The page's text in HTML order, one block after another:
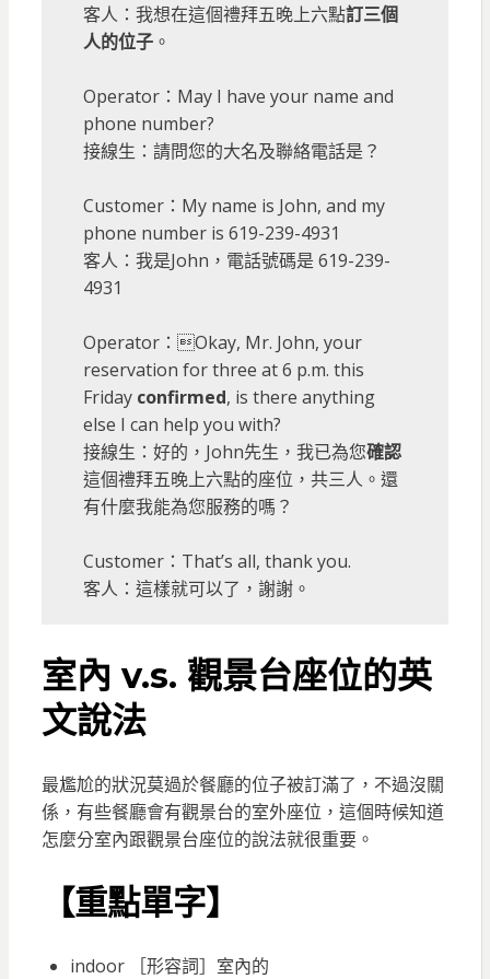
客人：我想在這個禮拜五晚上六點訂三個
人的位子。
Operator：May I have your name and
phone number?
接線生：請問您的大名及聯絡電話是？
Customer：My name is John, and my
phone number is 619-239-4931
客人：我是John，電話號碼是 619-239-
4931
Operator：Okay, Mr. John, your
reservation for three at 6 p.m. this
Friday confirmed, is there anything
else I can help you with?
接線生：好的，John先生，我已為您確認
這個禮拜五晚上六點的座位，共三人。還
有什麼我能為您服務的嗎？
Customer：That’s all, thank you.
客人：這樣就可以了，謝謝。
室內 v.s. 觀景台座位的英
文說法
最尷尬的狀況莫過於餐廳的位子被訂滿了，不過沒關
係，有些餐廳會有觀景台的室外座位，這個時候知道
怎麼分室內跟觀景台座位的說法就很重要。
【重點單字】
indoor ［形容詞］室內的